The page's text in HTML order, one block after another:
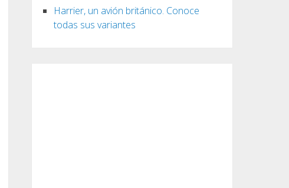
Harrier, un avión británico. Conoce
todas sus variantes